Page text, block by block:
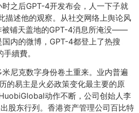
之后GPT-4开发布会，人一下子就
描述他的观察。从社交网络上舆论风
被铺天盖地的GPT-4消息所淹没——
内的微博，GPT-4都登上了热搜
續費。
尼克数字身份卷土重来。业内普遍
的易主是火必政策变化最主要的原
动作不断，公司创始人李
股东行列。香港资产管理公司百比特